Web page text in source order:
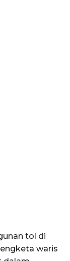
tol di
waris